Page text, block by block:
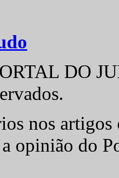
DO
nos artigos
opinião do